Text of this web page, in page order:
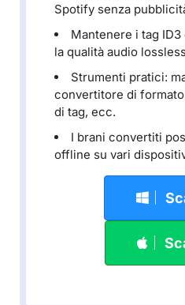
Spotify senza
Mantenere i tag
la qualità audio
Strumenti pratici:
convertitore di
di tag, ecc.
I brani convertiti
offline su vari